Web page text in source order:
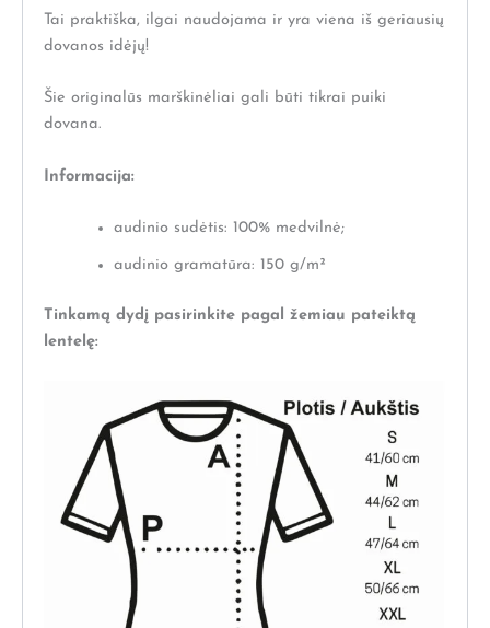
Tai praktiška, ilgai naudojama ir yra viena iš geriausių
dovanos idėjų!
Šie originalūs marškinėliai gali būti tikrai puiki
dovana.
Informacija:
audinio sudėtis: 100% medvilnė;
audinio gramatūra: 150 g/m²
Tinkamą dydį pasirinkite pagal žemiau pateiktą
lentelę: